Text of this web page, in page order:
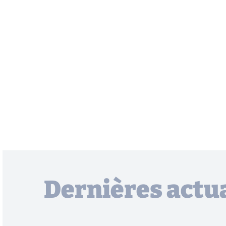
Dernières